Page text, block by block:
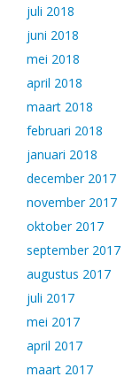
juli 2018
juni 2018
mei 2018
april 2018
maart 2018
februari 2018
januari 2018
december 2017
november 2017
oktober 2017
september 2017
augustus 2017
juli 2017
mei 2017
april 2017
maart 2017